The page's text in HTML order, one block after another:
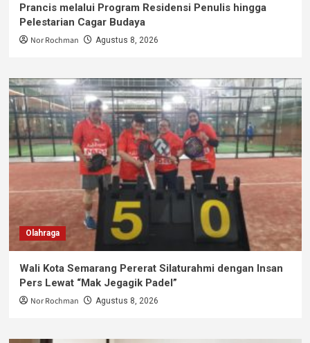
Prancis melalui Program Residensi Penulis hingga
Pelestarian Cagar Budaya
Nor Rochman Agustus 8, 2026
Olahraga
Wali Kota Semarang Pererat Silaturahmi dengan Insan
Pers Lewat “Mak Jegagik Padel”
Nor Rochman Agustus 8, 2026